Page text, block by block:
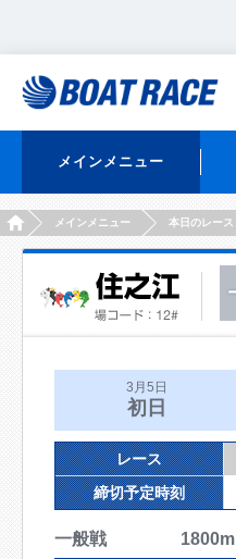
メインメニュー
HOMEメインメニュー 本日のレース
3月5日
初日
レース
締切予定時刻
一般戦 1800m